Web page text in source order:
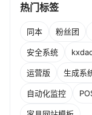
热门标签
同本 粉丝团
安全系统
运营版 生成系
自动化监控